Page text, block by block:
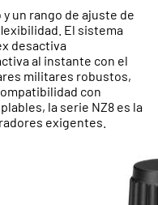
un rango de ajuste de
El sistema
desactiva
al instante con el
militares robustos,
con
la serie NZ8 es la
exigentes.